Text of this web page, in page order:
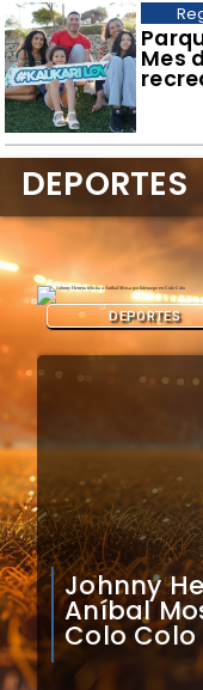
Mes
Claudio
impacto
DEPORTES
DEPORTES